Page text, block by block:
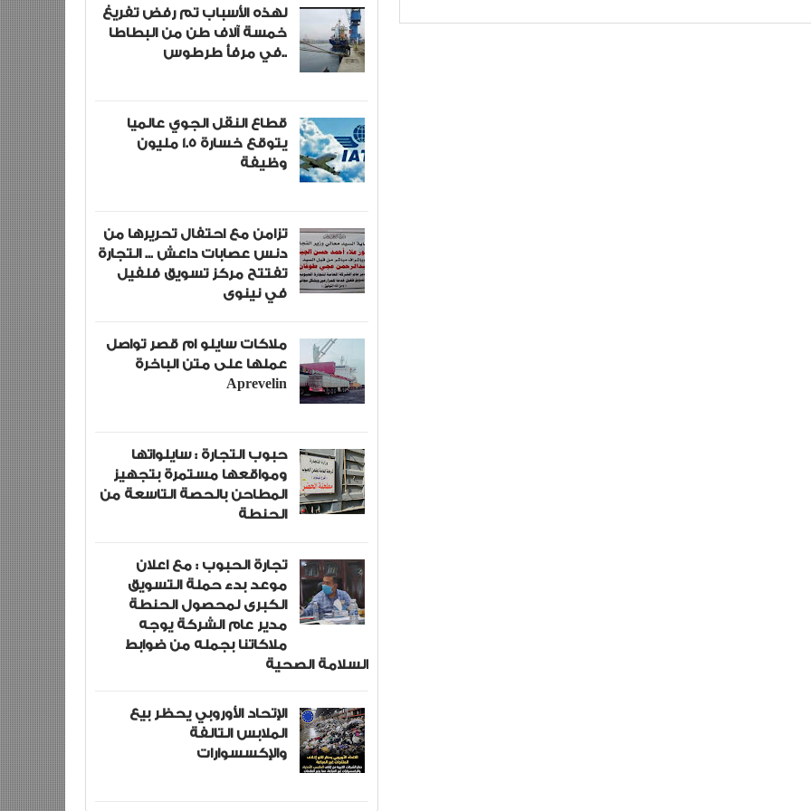
لهذه الأسباب تم رفض تفريغ
خمسة آلاف طن من البطاطا
في مرفأ طرطوس..
قطاع النقل الجوي عالميا
يتوقع خسارة 1.5 مليون
وظيفة
تزامن مع احتفال تحريرها من
دنس عصابات داعش ... التجارة
تفتتح مركز تسويق فلفيل
في نينوى
ملاكات سايلو ام قصر تواصل
عملها على متن الباخرة
Aprevelin
حبوب التجارة : سايلواتها
ومواقعها مستمرة بتجهيز
المطاحن بالحصة التاسعة من
الحنطة
تجارة الحبوب : مع اعلان
موعد بدء حملة التسويق
الكبرى لمحصول الحنطة
مدير عام الشركة يوجه
ملاكاتنا بجمله من ضوابط
السلامة الصحية
الإتحاد الأوروبي يحظر بيع
الملابس التالفة
والإكسسوارات